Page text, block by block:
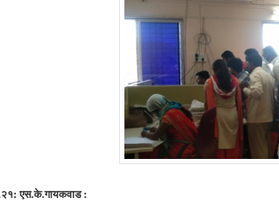
एस.के.गायकवाड :